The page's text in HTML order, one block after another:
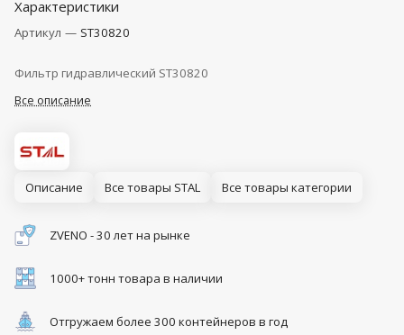
Характеристики
Артикул — ST30820
Фильтр гидравлический ST30820
Все описание
Описание Все товары STAL Все товары категории
ZVENO - 30 лет на рынке
1000+ тонн товара в наличии
Отгружаем более 300 контейнеров в год